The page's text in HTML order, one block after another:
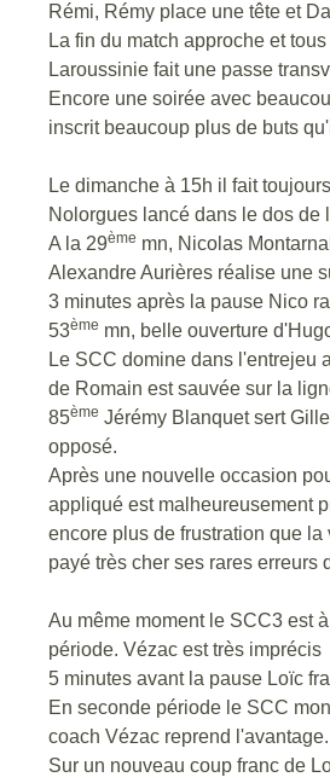
Rémi, Rémy place une tête et
La fin du match approche et
Laroussinie fait une passe
Encore une soirée avec
inscrit beaucoup plus de buts
Le dimanche à 15h il fait
Nolorgues lancé dans le dos de
A la 29ème mn, Nicolas
Alexandre Aurières réalise une
3 minutes après la pause Nico
53ème mn, belle ouverture
Le SCC domine dans l'entrejeu
de Romain est sauvée sur la
85ème Jérémy Blanquet sert
opposé.
Après une nouvelle occasion
appliqué est malheureusement
encore plus de frustration que
payé très cher ses rares
Au même moment le SCC3 est
période. Vézac est très
5 minutes avant la pause Loïc
En seconde période le SCC
coach Vézac reprend l'avantage.
Sur un nouveau coup franc de